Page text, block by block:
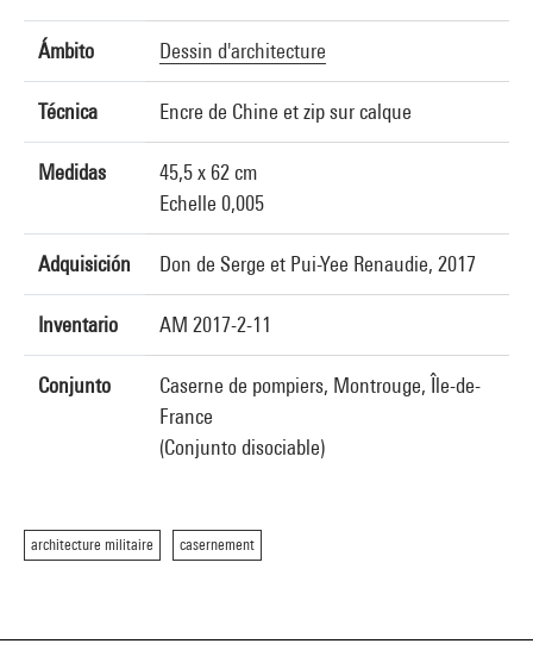
Ámbito Dessin d'architecture
Técnica Encre de Chine et zip sur calque
Medidas
45,5 x 62 cm
Echelle 0,005
Adquisición Don de Serge et Pui-Yee Renaudie, 2017
Inventario AM 2017-2-11
Conjunto
Caserne de pompiers, Montrouge, Île-de-
France
(Conjunto disociable)
architecture militaire casernement